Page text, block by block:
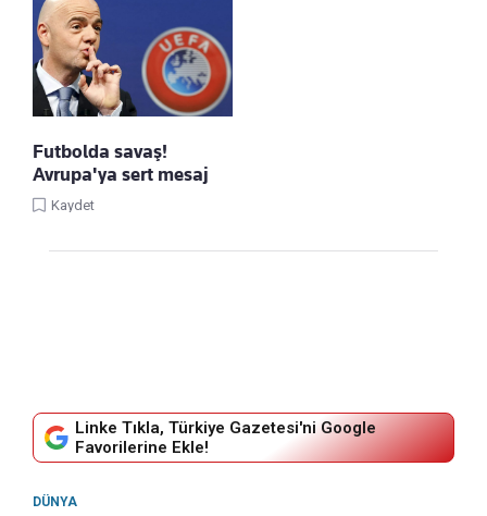
Futbolda savaş!
Avrupa'ya sert mesaj
Kaydet
Linke Tıkla, Türkiye Gazetesi'ni Google
Favorilerine Ekle!
DÜNYA